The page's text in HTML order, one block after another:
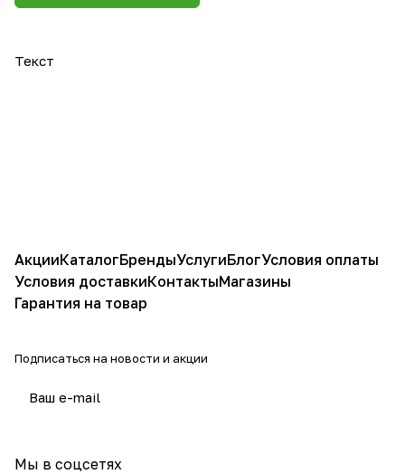
Текст
АкцииКаталогБрендыУслугиБлогУсловия оплаты
Условия доставкиКонтактыМагазины
Гарантия на товар
Подписаться на новости и акции
Мы в соцсетях